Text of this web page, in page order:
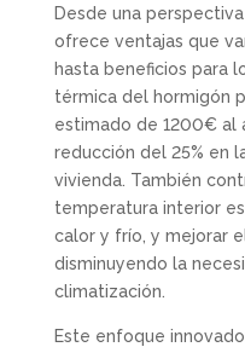
Desde una
ofrece ventajas que
hasta beneficios para
térmica del hormigón
estimado de 1200€ al
reducción del 25% en
vivienda. También
temperatura interior
calor y frío, y mejorar
disminuyendo la
climatización.
Este enfoque